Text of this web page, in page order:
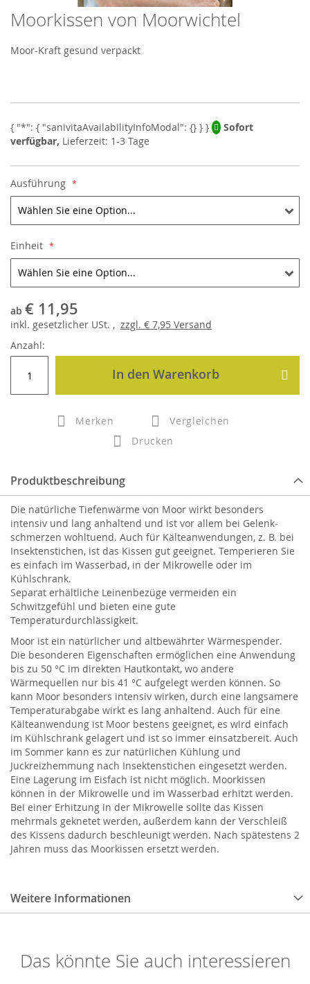
Skip
to
the
beginning
images
Moorkissen von Moorwichtel
Moor-Kraft gesund verpackt
Sofort
verfügbar, Lieferzeit: 1-3 Tage
Ausführung
Einheit
ab € 11,95
inkl. gesetzlicher USt. , zzgl. € 7,95 Versand
Anzahl:
In den Warenkorb
Merken
Vergleichen
Drucken
Produktbeschreibung
Weitere Informationen
Die natürliche Tiefenwärme von Moor wirkt besonders
intensiv und lang anhaltend und ist vor allem bei Gelenk­
schmerzen wohltuend. Auch für Kälteanwendungen, z. B. bei
Insektenstichen, ist das Kissen gut geeignet. Temperieren Sie
es einfach im Wasserbad, in der Mikrowelle oder im
Kühlschrank.
Separat erhältliche Leinenbezüge vermeiden ein
Schwitzgefühl und bieten eine gute
Temperaturdurchlässigkeit.
Moor ist ein natürlicher und altbewährter Wärmespender.
Die besonderen Eigenschaften ermöglichen eine Anwendung
bis zu 50 °C im direkten Hautkontakt, wo andere
Wärmequellen nur bis 41 °C aufgelegt werden können. So
kann Moor besonders intensiv wirken, durch eine langsamere
Temperaturabgabe wirkt es lang anhaltend. Auch für eine
Kälteanwendung ist Moor bestens geeignet, es wird einfach
im Kühlschrank gelagert und ist so immer einsatzbereit. Auch
im Sommer kann es zur natürlichen Kühlung und
Juckreizhemmung nach Insektenstichen eingesetzt werden.
Eine Lagerung im Eisfach ist nicht möglich. Moorkissen
können in der Mikrowelle und im Wasserbad erhitzt werden.
Bei einer Erhitzung in der Mikrowelle sollte das Kissen
mehrmals geknetet werden, außerdem kann der Verschleiß
des Kissens dadurch beschleunigt werden. Nach spätestens 2
Jahren muss das Moorkissen ersetzt werden.
Das könnte Sie auch interessieren